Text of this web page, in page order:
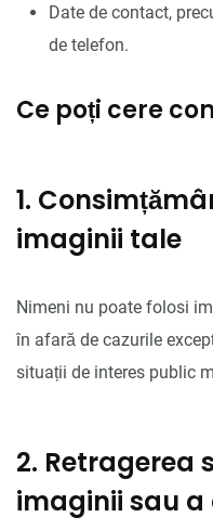
Date de contact,
de telefon.
Ce poți cere
1.
imaginii tale
Nimeni nu poate folosi
în afară de cazurile
situații de interes public
2. Retragerea
imaginii sau